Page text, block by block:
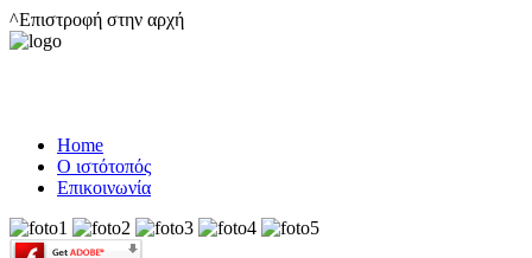
^Επιστροφή στην αρχή
Home
Ο ιστότοπός
Επικοινωνία